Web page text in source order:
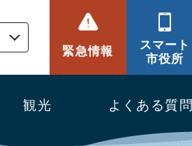
緊急情報
スマート
市役所
観光 よくある質問